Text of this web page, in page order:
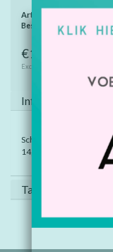
Artikelnummer:
Beschikbaarheid:
€1,50
Excl. btw
Informatie
Schrijf en teken steeds
14,5 cm. Geschikt vanaf
Tags (0)